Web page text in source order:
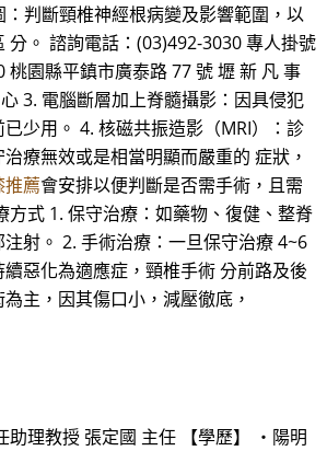
判斷頸椎神經根病變及影響範圍，以
分。 諮詢電話：(03)492-3030 專人掛號
桃園縣平鎮市廣泰路 77 號 壢 新 凡 事
3. 電腦斷層加上脊髓攝影：因具侵犯
少用。 4. 核磁共振造影（MRI）：診
療無效或是相當明顯而嚴重的 症狀，
推薦會安排以便判斷是否需手術，且需
方式 1. 保守治療：如藥物、復健、整脊
射。 2. 手術治療：一旦保守治療 4~6
惡化為適應症，頸椎手術 分前路及後
主，因其傷口小，減壓徹底，
助理教授 張定國 主任 【學歷】 ・陽明